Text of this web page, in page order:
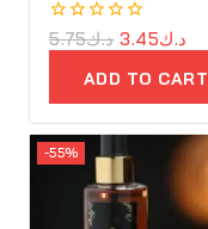
0
out
د.ك5.75 د.ك3.45
ADD TO CART
-55%